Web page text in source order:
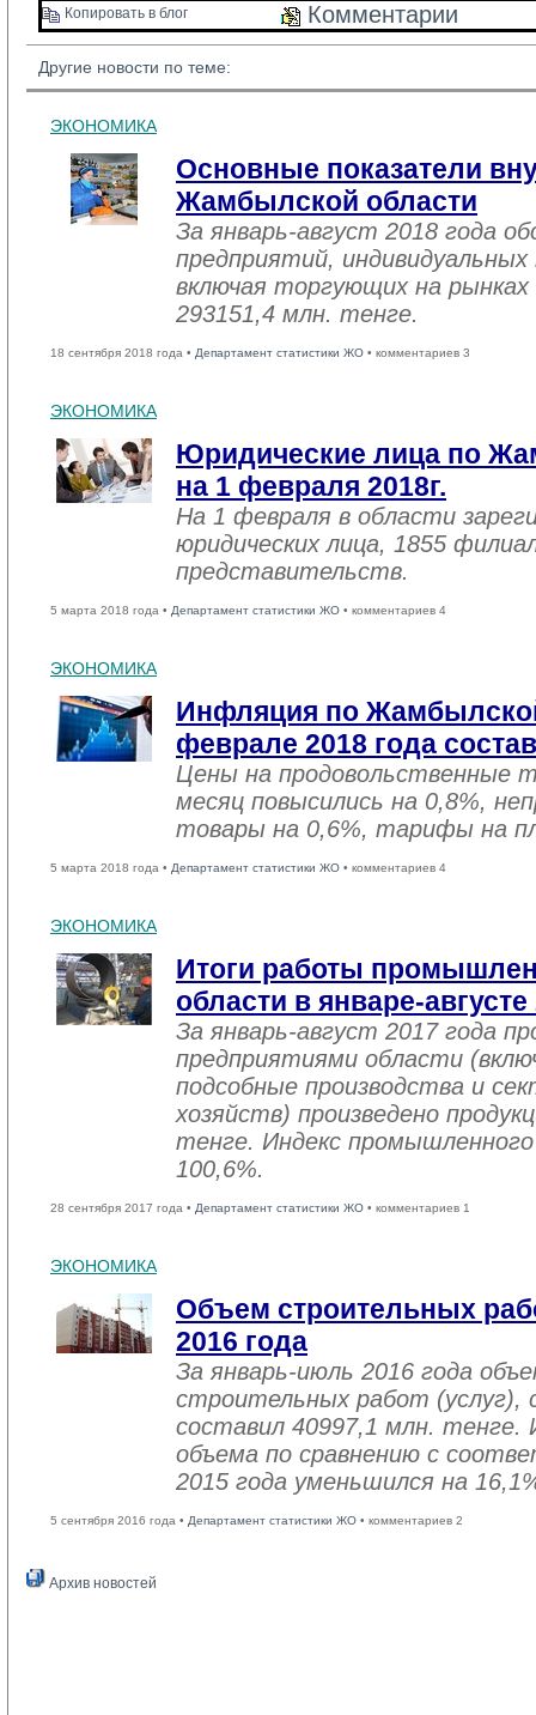
Копировать в блог Комментарии
Другие новости по теме:
ЭКОНОМИКА
Основные показатели
Жамбылской области
За январь-август 2018 года
предприятий,
включая торгующих на рынках
293151,4 млн. тенге.
18 сентября 2018 года • Департамент статистики ЖО • комментариев 3
ЭКОНОМИКА
Юридические лица по
на 1 февраля 2018г.
На 1 февраля в области
юридических лица, 1855
представительств.
5 марта 2018 года • Департамент статистики ЖО • комментариев 4
ЭКОНОМИКА
Инфляция по
феврале 2018 года
Цены на продовольственные
месяц повысились на 0,8%,
товары на 0,6%, тарифы на
5 марта 2018 года • Департамент статистики ЖО • комментариев 4
ЭКОНОМИКА
Итоги работы
области в январе-августе
За январь-август 2017 года
предприятиями области
подсобные производства и
хозяйств) произведено
тенге. Индекс
100,6%.
28 сентября 2017 года • Департамент статистики ЖО • комментариев 1
ЭКОНОМИКА
Объем строительных
2016 года
За январь-июль 2016 года
строительных работ (услуг),
составил 40997,1 млн. тенге.
объема по сравнению с
2015 года уменьшился на
5 сентября 2016 года • Департамент статистики ЖО • комментариев 2
Архив новостей